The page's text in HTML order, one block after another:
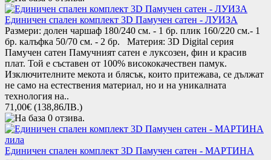
Единичен спален комплект 3D Памучен сатен - ЛУИЗА
Размери: долен чаршаф 180/240 см. - 1 бр. плик 160/220 см.- 1
бр. калъфка 50/70 см. - 2 бр. Материя: 3D Digital серия
Памучен сатен Памучният сатен е луксозен, фин и красив
плат. Той е съставен от 100% висококачествен памук.
Изключителните мекота и блясък, които притежава, се дължат
не само на естествения материал, но и на уникалната
технология на..
71,00€ (138,86ЛВ.)
Единичен спален комплект 3D Памучен сатен - МАРТИНА